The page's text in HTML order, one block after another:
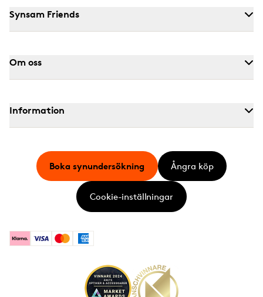
Synsam Friends
Om oss
Information
KlarnaVisa MastercardAmerican Express
Boka synundersökning Ångra köp
Cookie-inställningar